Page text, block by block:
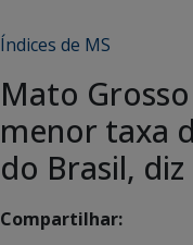
Índices de MS
Mato
menor taxa
do Brasil, diz
Compartilhar: